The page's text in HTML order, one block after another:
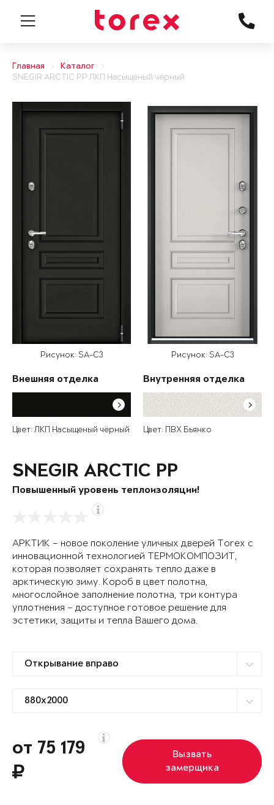
Главная
Каталог
SNEGIR ARCTIC PP ЛКП Насыщеный чёрный
Рисунок: SA-C3
Внешняя отделка
Цвет: ЛКП Насыщеный чёрный
Рисунок: SA-C3
Внутренняя отделка
Цвет: ПВХ Бьянко
SNEGIR ARCTIC PP
Повышенный уровень теплоизоляции!
АРКТИК – новое поколение уличных дверей Torex с
инновационной технологией ТЕРМОКОМПОЗИТ,
которая позволяет сохранять тепло даже в
арктическую зиму. Короб в цвет полотна,
многослойное заполнение полотна, три контура
уплотнения – доступное готовое решение для
эстетики, защиты и тепла Вашего дома.
от 75 179
Вызвать
замерщика